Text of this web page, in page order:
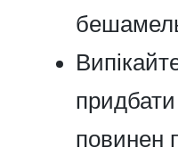
повинен